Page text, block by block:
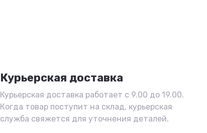
Курьерская доставка
Курьерская доставка работает с 9.00 до 19.00.
Когда товар поступит на склад, курьерская
служба свяжется для уточнения деталей.